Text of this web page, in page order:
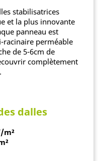
stabilisatrices
et la plus innovante
panneau est
racinaire perméable
de 5-6cm de
complètement
dalles
m²